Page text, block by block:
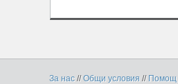
За нас //Общи условия // Помощ